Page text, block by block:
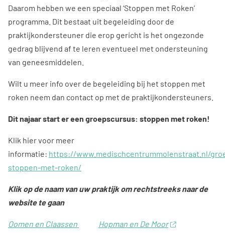
Daarom hebben we een speciaal ‘Stoppen met Roken’
programma. Dit bestaat uit begeleiding door de
praktijkondersteuner die erop gericht is het ongezonde
gedrag blijvend af te leren eventueel met ondersteuning
van geneesmiddelen.
Wilt u meer info over de begeleiding bij het stoppen met
roken neem dan contact op met de praktijkondersteuners.
Dit najaar start er een groepscursus: stoppen met roken!
Klik hier voor meer
informatie: https://www.medischcentrummolenstraat.nl/
stoppen-met-roken/
Klik op de naam van uw praktijk om rechtstreeks naar de
website te gaan
Oomen en Claassen Hopman en De Moor